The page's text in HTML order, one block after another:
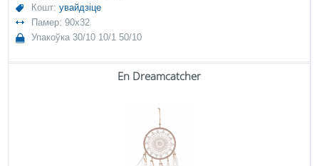
Кошт:увайдзіце
Памер: 90x32
Упакоўка 30/10 10/1 50/10
En Dreamcatcher